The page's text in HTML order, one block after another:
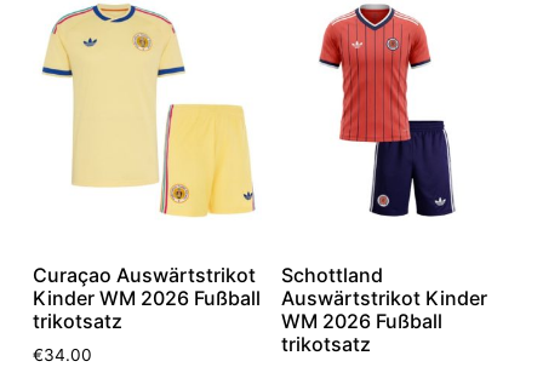
Curaçao Auswärtstrikot
Kinder WM 2026 Fußball
trikotsatz
€34.00
Schottland
Auswärtstrikot Kinder
WM 2026 Fußball
trikotsatz